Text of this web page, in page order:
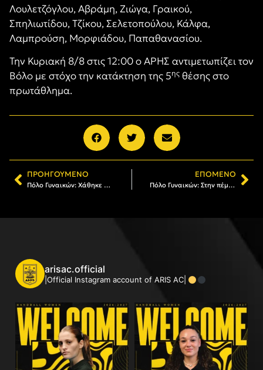
Λουλετζόγλου, Αβράμη, Ζιώγα, Γραικού,
Σπηλιωτίδου, Τζίκου, Σελετοπούλου, Κάλφα,
Λαμπρούση, Μορφιάδου, Παπαθανασίου.
Την Κυριακή 8/8 στις 12:00 ο ΑΡΗΣ αντιμετωπίζει τον
Βόλο με στόχο την κατάκτηση της 5ης θέσης στο
πρωτάθλημα.
ΠΡΟΗΓΟΎΜΕΝΟ
Πόλο Γυναικών: Χάθηκε η πρώτη «μάχη», όχι ο «πόλεμος»
ΕΠΌΜΕΝΟ
Πόλο Γυναικών: Στην πέμπτη θέση ο ΑΡΗΣ
arisac.official
|Official Instagram account of ARIS AC|